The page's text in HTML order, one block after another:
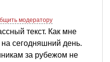
модератору
текст. Как мне
сегодняшний день.
за рубежом не